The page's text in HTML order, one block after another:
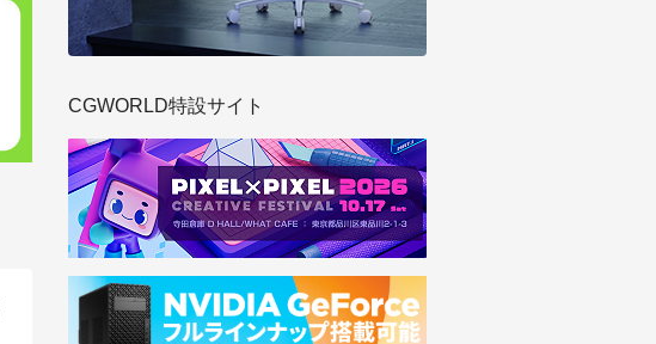
CGWORLD特設サイト